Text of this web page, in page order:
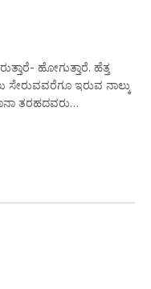
ಹೋಗುತ್ತಾರೆ. ಹೆತ್ತ
ಇರುವ ನಾಲ್ಕು
ತರಹದವರು‌…